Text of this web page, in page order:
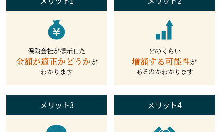
保険会社が提示した
金額が適正か どうかが
わかります
どのくらい
増額する可能性が
あるのかわかります
メリット3 メリット4